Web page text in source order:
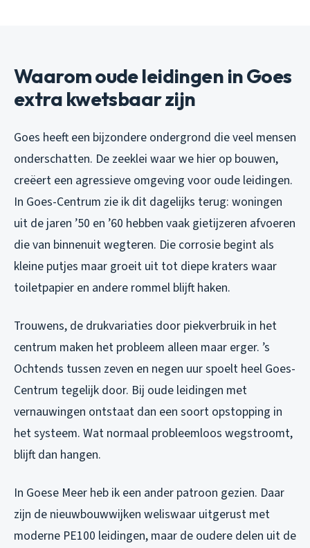
Waarom oude leidingen in Goes
extra kwetsbaar zijn
Goes heeft een bijzondere ondergrond die veel mensen
onderschatten. De zeeklei waar we hier op bouwen,
creëert een agressieve omgeving voor oude leidingen.
In Goes-Centrum zie ik dit dagelijks terug: woningen
uit de jaren ’50 en ’60 hebben vaak gietijzeren afvoeren
die van binnenuit wegteren. Die corrosie begint als
kleine putjes maar groeit uit tot diepe kraters waar
toiletpapier en andere rommel blijft haken.
Trouwens, de drukvariaties door piekverbruik in het
centrum maken het probleem alleen maar erger. ’s
Ochtends tussen zeven en negen uur spoelt heel Goes-
Centrum tegelijk door. Bij oude leidingen met
vernauwingen ontstaat dan een soort opstopping in
het systeem. Wat normaal probleemloos wegstroomt,
blijft dan hangen.
In Goese Meer heb ik een ander patroon gezien. Daar
zijn de nieuwbouwwijken weliswaar uitgerust met
moderne PE100 leidingen, maar de oudere delen uit de